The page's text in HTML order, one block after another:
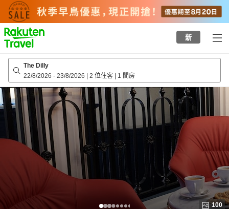
to
top
page
新
The Dilly
22/8/2026 - 23/8/2026 | 2 位住客 | 1 間房
100